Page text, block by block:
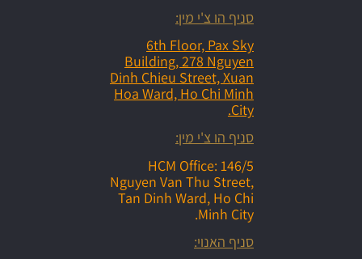
סניף הו צ'י מין:
6th Floor, Pax Sky
Building, 278 Nguyen
Dinh Chieu Street, Xuan
Hoa Ward, Ho Chi Minh
City.
סניף הו צ'י מין:
HCM Office: 146/5
Nguyen Van Thu Street,
Tan Dinh Ward, Ho Chi
Minh City.
סניף האנוי: